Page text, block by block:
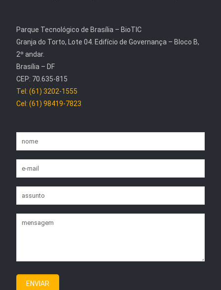
Parque Tecnológico de Brasília – BioTIC
Granja do Torto, Lote 04. Edifício de Governança – Bloco B,
2º andar.
Brasília – DF
CEP: 70.635-815
Tel: (61) 3202-1555
Cel: (61) 98419-7823